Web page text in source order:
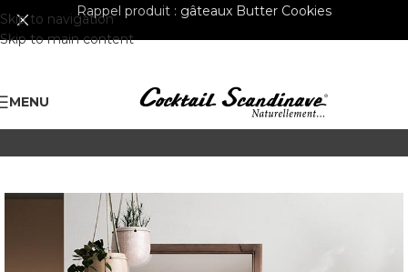
Skip to navigation
Skip to main content
Rappel produit : gâteaux Butter Cookies
MENU